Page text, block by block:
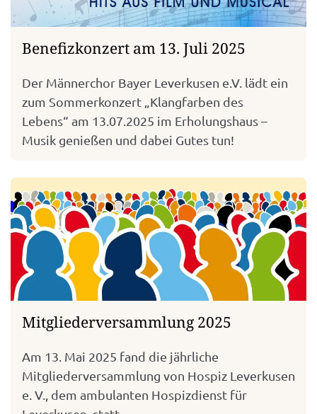
Benefizkonzert am 13. Juli 2025
Der Männerchor Bayer Leverkusen e.V. lädt ein
zum Sommerkonzert „Klangfarben des
Lebens“ am 13.07.2025 im Erholungshaus –
Musik genießen und dabei Gutes tun!
Mitgliederversammlung 2025
Am 13. Mai 2025 fand die jährliche
Mitgliederversammlung von Hospiz Leverkusen
e. V., dem ambulanten Hospizdienst für